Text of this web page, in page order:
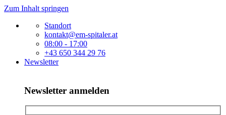
Zum Inhalt springen
Standort
kontakt@em-spitaler.at
08:00 - 17:00
+43 650 344 29 76
Newsletter
Newsletter anmelden